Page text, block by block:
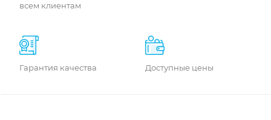
всем клиентам
Гарантия качества Доступные цены